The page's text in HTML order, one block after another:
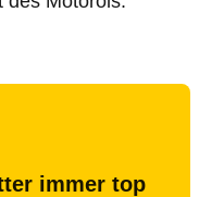
immer top